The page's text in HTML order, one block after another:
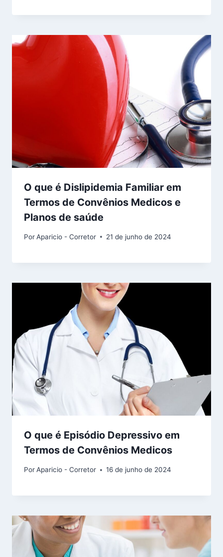
O que é Dislipidemia Familiar em
Termos de Convênios Medicos e
Planos de saúde
PorAparicio - Corretor 21 de junho de 2024
O que é Episódio Depressivo em
Termos de Convênios Medicos
PorAparicio - Corretor 16 de junho de 2024